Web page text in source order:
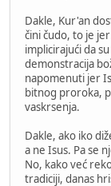
Dakle, Kur'an
čini čudo, to je
implicirajući da
demonstracija
napomenuti jer
bitnog proroka,
vaskrsenja.
Dakle, ako iko
a ne Isus. Pa se
No, kako već
tradiciji, danas